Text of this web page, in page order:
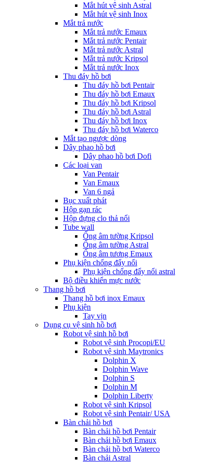
Mắt hút vệ sinh Astral
Mắt hút vệ sinh Inox
Mắt trả nước
Mắt trả nước Emaux
Mắt trả nước Pentair
Mắt trả nước Astral
Mắt trả nước Kripsol
Mắt trả nước Inox
Thu đáy hồ bơi
Thu đáy hồ bơi Pentair
Thu đáy hồ bơi Emaux
Thu đáy hồ bơi Kripsol
Thu đáy hồ bơi Astral
Thu đáy hồ bơi Inox
Thu đáy hồ bơi Waterco
Mắt tạo ngược dòng
Dây phao hồ bơi
Dây phao hồ bơi Dofi
Các loại van
Van Pentair
Van Emaux
Van 6 ngả
Bục xuất phát
Hộp gạn rác
Hộp đựng clo thả nổi
Tube wall
Ống âm tường Kripsol
Ống âm tường Astral
Ống âm tương Emaux
Phụ kiện chống đẩy nổi
Phụ kiện chống đẩy nổi astral
Bộ điều khiển mực nước
Thang hồ bơi
Thang hồ bơi inox Emaux
Phụ kiện
Tay vịn
Dụng cụ vệ sinh hồ bơi
Robot vệ sinh hồ bơi
Robot vệ sinh Procopi/EU
Robot vệ sinh Maytronics
Dolphin X
Dolphin Wave
Dolphin S
Dolphin M
Dolphin Liberty
Robot vệ sinh Kripsol
Robot vệ sinh Pentair/ USA
Bàn chải hồ bơi
Bàn chải hồ bơi Pentair
Bàn chải hồ bơi Emaux
Bàn chải hồ bơi Waterco
Bàn chải Astral